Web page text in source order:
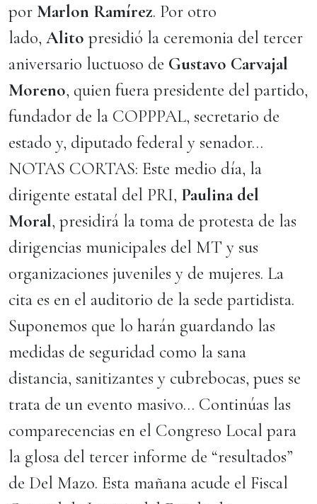
por Marlon Ramírez. Por otro
lado, Alitopresidió la ceremonia del tercer
aniversario luctuoso de Gustavo Carvajal
Moreno, quien fuera presidente del partido,
fundador de la COPPPAL, secretario de
estado y, diputado federal y senador…
NOTAS CORTAS: Este medio día, la
dirigente estatal del PRI, Paulina del
Moral, presidirá la toma de protesta de las
dirigencias municipales del MT y sus
organizaciones juveniles y de mujeres. La
cita es en el auditorio de la sede partidista.
Suponemos que lo harán guardando las
medidas de seguridad como la sana
distancia, sanitizantes y cubrebocas, pues se
trata de un evento masivo… Continúas las
comparecencias en el Congreso Local para
la glosa del tercer informe de “resultados”
de Del Mazo. Esta mañana acude el Fiscal